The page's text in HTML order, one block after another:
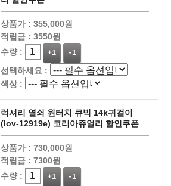
상품가 : 355,000원
적립금 : 3550원
수량 :
+1 -1
선택하세요 :
색상 :
럭셔리 열쇠 원터치 큐빅 14k귀걸이
(lov-12919e) 코리아쥬얼리 할인쿠폰
상품가 : 730,000원
적립금 : 7300원
수량 :
+1 -1